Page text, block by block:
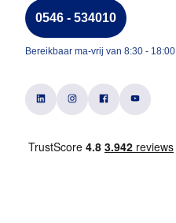
0546 - 534010
Bereikbaar ma-vrij van 8:30 - 18:00